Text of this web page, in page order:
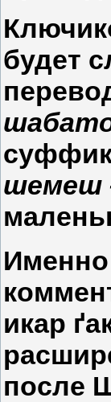
будет
шемеш
икар
после